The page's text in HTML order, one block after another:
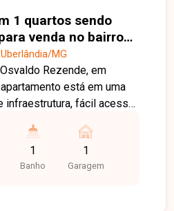
1 quartos sendo
venda no bairro
em Uberlândia-MG
MG
Rezende, em
está em uma
infraestrutura, fácil acesso
farmácias, restaurantes
e serviços, proporcionando
imóvel dispõe
1
Banho
1
Garagem